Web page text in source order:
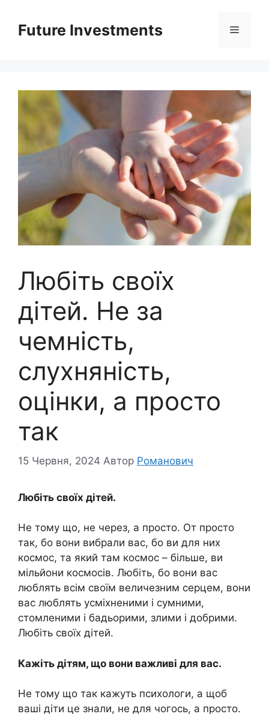
вмістуFuture Investments Меню
Любіть своїх
дітей. Не за
чемність,
слухняність,
оцінки, а просто
так
15 Червня, 2024 Автор Романович
Любіть своїх дітей.
Не тому що, не через, а просто. От просто
так, бо вони вибрали вас, бо ви для них
космос, та який там космос – більше, ви
мільйони космосів. Любіть, бо вони вас
люблять всім своїм величезним серцем, вони
вас люблять усміхненими і сумними,
стомленими і бадьорими, злими і добрими.
Любіть своїх дітей.
Кажіть дітям, що вони важливі для вас.
Не тому що так кажуть психологи, а щоб
ваші діти це знали, не для чогось, а просто.